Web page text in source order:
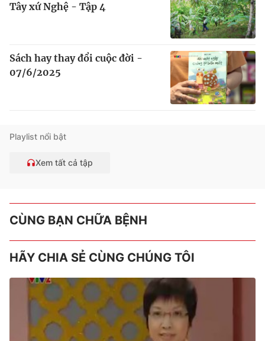
Tây xứ Nghệ - Tập 4
Sách hay thay đổi cuộc đời -
07/6/2025
Playlist nổi bật
Xem tất cả tập
CÙNG BẠN CHỮA BỆNH
HÃY CHIA SẺ CÙNG CHÚNG TÔI